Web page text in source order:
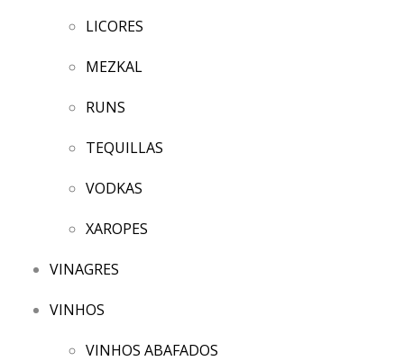
LICORES
MEZKAL
RUNS
TEQUILLAS
VODKAS
XAROPES
VINAGRES
VINHOS
VINHOS ABAFADOS